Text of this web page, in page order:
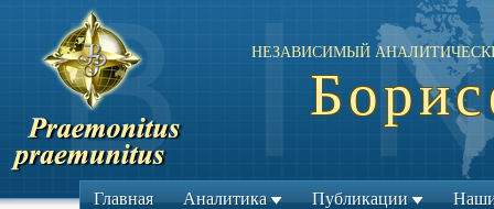
НЕЗАВИСИМЫЙ
Главная Аналитика Публикации